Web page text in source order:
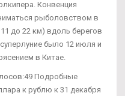
Конвенция
рыболовством в
до 22 км) вдоль берегов
было 12 июля и
в Китае.
Подробные
к рублю к 31 декабря